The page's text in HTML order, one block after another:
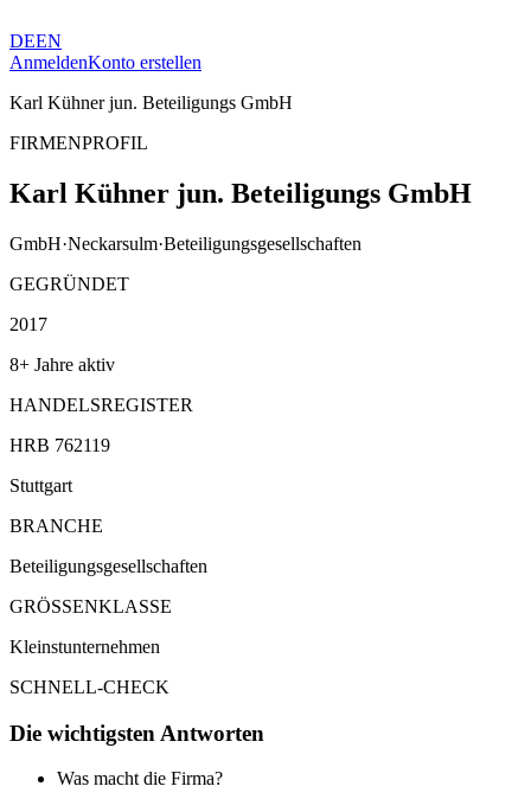
DEEN
AnmeldenKonto erstellen
Karl Kühner jun. Beteiligungs GmbH
FIRMENPROFIL
Karl Kühner jun. Beteiligungs GmbH
GmbH·Neckarsulm·Beteiligungsgesellschaften
GEGRÜNDET
2017
8+ Jahre aktiv
HANDELSREGISTER
HRB 762119
Stuttgart
BRANCHE
Beteiligungsgesellschaften
GRÖSSENKLASSE
Kleinstunternehmen
SCHNELL-CHECK
Die wichtigsten Antworten
Was macht die Firma?